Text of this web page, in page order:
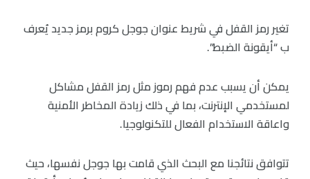
تغير رمز القفل في شريط عنوان جوجل كروم برمز جديد يُعرف
ب “أيقونة الضبط”.
يمكن أن يسبب عدم فهم رموز مثل رمز القفل مشاكل
لمستخدمي الإنترنت، بما في ذلك زيادة المخاطر الأمنية
واعاقة الاستخدام الفعال للتكنولوجيا.
تتوافق نتائجنا مع البحث الذي قامت بها جوجل نفسها، حيث